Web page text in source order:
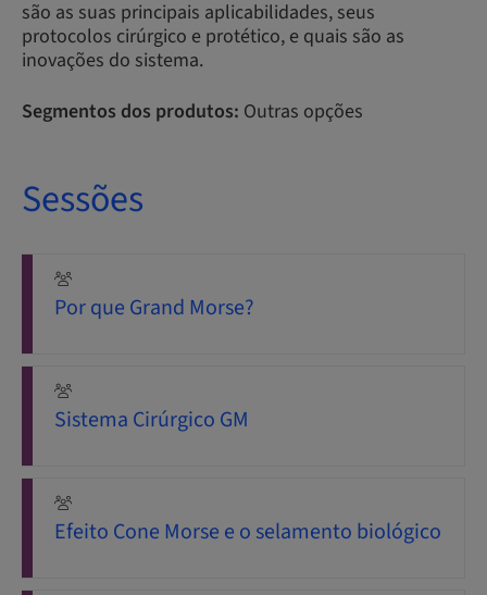
são as suas principais aplicabilidades, seus
protocolos cirúrgico e protético, e quais são as
inovações do sistema.
Segmentos dos produtos: Outras opções
Sessões
Por que Grand Morse?
Sistema Cirúrgico GM
Efeito Cone Morse e o selamento biológico